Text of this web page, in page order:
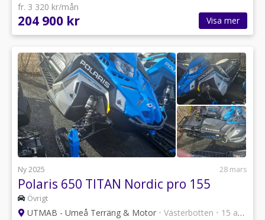
fr. 3 320 kr/mån
204 900 kr Visa mer
Ny 2025 28 mars
Polaris 650 TITAN Nordic pro 155
Övrigt
UTMAB - Umeå Terräng & Motor • Västerbotten • 15 annonser